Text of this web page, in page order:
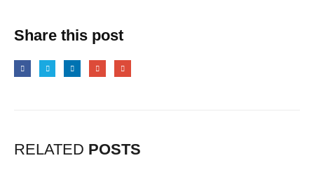
Share this post
RELATED POSTS